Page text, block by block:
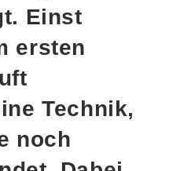
Einst
ersten
Technik,
noch